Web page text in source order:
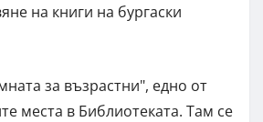
на книги на бургаски
за възрастни", едно от
места в Библиотеката. Там се